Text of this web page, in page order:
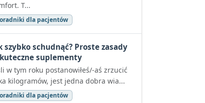
T...
dla pacjentów
szybko schudnąć? Proste zasady
suplementy
w tym roku postanowiłeś/-aś zrzucić
kilogramów, jest jedna dobra wia...
dla pacjentów